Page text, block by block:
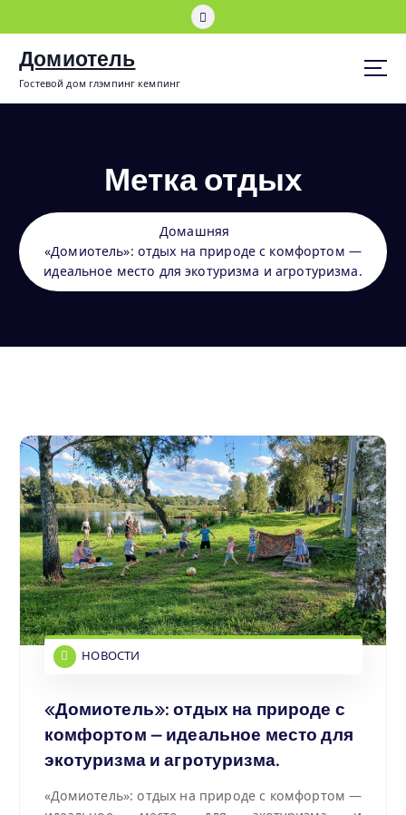
т
м
Домиотель
Гостевой дом глэмпинг кемпинг
Метка отдых
Домашняя
«Домиотель»: отдых на природе с комфортом —
идеальное место для экотуризма и агротуризма.
НОВОСТИ
«Домиотель»: отдых на природе с
комфортом — идеальное место для
экотуризма и агротуризма.
«Домиотель»: отдых на природе с комфортом —